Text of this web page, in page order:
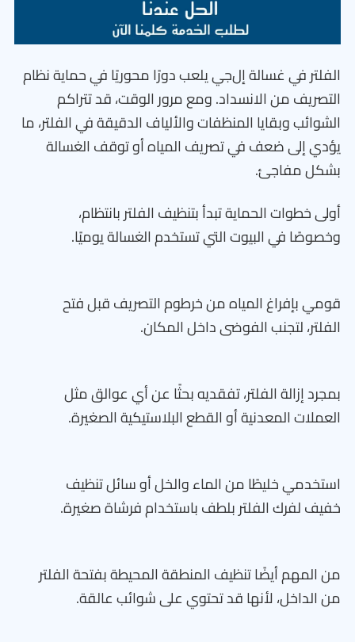
الفلتر في غسالة إل‌جي يلعب دورًا محوريًا في حماية نظام
التصريف من الانسداد. ومع مرور الوقت، قد تتراكم
الشوائب وبقايا المنظفات والألياف الدقيقة في الفلتر، ما
يؤدي إلى ضعف في تصريف المياه أو توقف الغسالة
بشكل مفاجئ.
أولى خطوات الحماية تبدأ بتنظيف الفلتر بانتظام،
وخصوصًا في البيوت التي تستخدم الغسالة يوميًا.
قومي بإفراغ المياه من خرطوم التصريف قبل فتح
الفلتر، لتجنب الفوضى داخل المكان.
بمجرد إزالة الفلتر، تفقديه بحثًا عن أي عوالق مثل
العملات المعدنية أو القطع البلاستيكية الصغيرة.
استخدمي خليطًا من الماء والخل أو سائل تنظيف
خفيف لفرك الفلتر بلطف باستخدام فرشاة صغيرة.
من المهم أيضًا تنظيف المنطقة المحيطة بفتحة الفلتر
من الداخل، لأنها قد تحتوي على شوائب عالقة.